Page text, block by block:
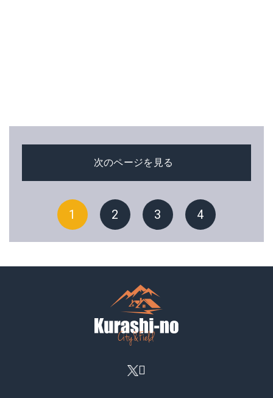
次のページを見る
1 2 3 4